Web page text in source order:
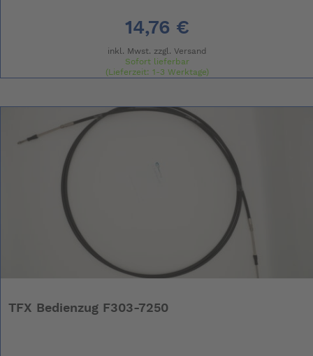
14,76 €
inkl. Mwst. zzgl. Versand
Sofort lieferbar
(Lieferzeit: 1-3 Werktage)
TFX Bedienzug F303-7250